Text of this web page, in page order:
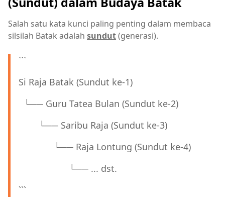
Salah satu kata kunci paling penting dalam membaca
silsilah Batak adalah sundut(generasi).
```
Si Raja Batak (Sundut ke-1)
└── Guru Tatea Bulan (Sundut ke-2)
└── Saribu Raja (Sundut ke-3)
└── Raja Lontung (Sundut ke-4)
└── ... dst.
```